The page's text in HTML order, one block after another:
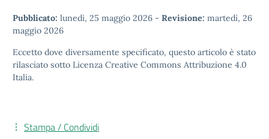
Pubblicato: lunedì, 25 maggio 2026 - Revisione: martedì, 26
maggio 2026
Eccetto dove diversamente specificato, questo articolo è stato
rilasciato sotto Licenza Creative Commons Attribuzione 4.0
Italia.
Stampa / Condividi